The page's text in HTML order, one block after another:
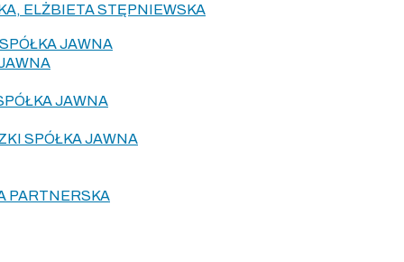
ELŻBIETA STĘPNIEWSKA
JAWNA
JAWNA
SPÓŁKA JAWNA
PARTNERSKA